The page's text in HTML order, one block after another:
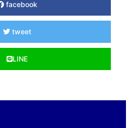
facebook
tweet
LINE